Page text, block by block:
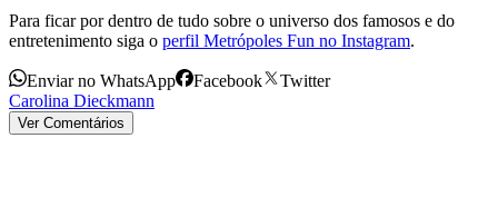
Para ficar por dentro de tudo sobre o universo dos famosos e do
entretenimento siga o perfil Metrópoles Fun no Instagram.
Enviar no WhatsApp Facebook
Twitter
Carolina Dieckmann
Ver Comentários